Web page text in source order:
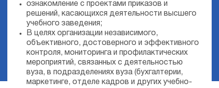
ознакомление с проектами приказов и
решений, касающихся деятельности высшего
учебного заведения;
В целях организации независимого,
объективного, достоверного и эффективного
контроля, мониторинга и профилактических
мероприятий, связанных с деятельностью
вуза, в подразделениях вуза (бухгалтерии,
маркетинге, отделе кадров и других учебно-